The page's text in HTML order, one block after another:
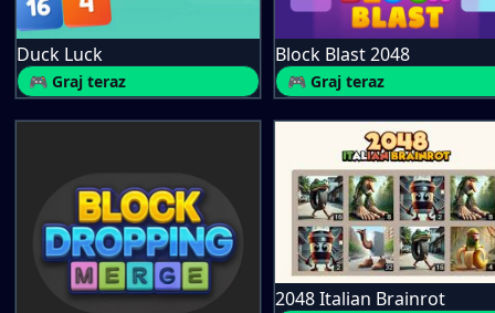
Duck Luck
🎮 Graj teraz
Block Blast 2048
🎮 Graj teraz
2048 Italian Brainrot